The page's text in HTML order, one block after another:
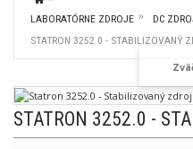
LABORATÓRNE ZDROJE DC
STATRON 3252.0 - STABILIZOVANÝ
STATRON 3252.0 -